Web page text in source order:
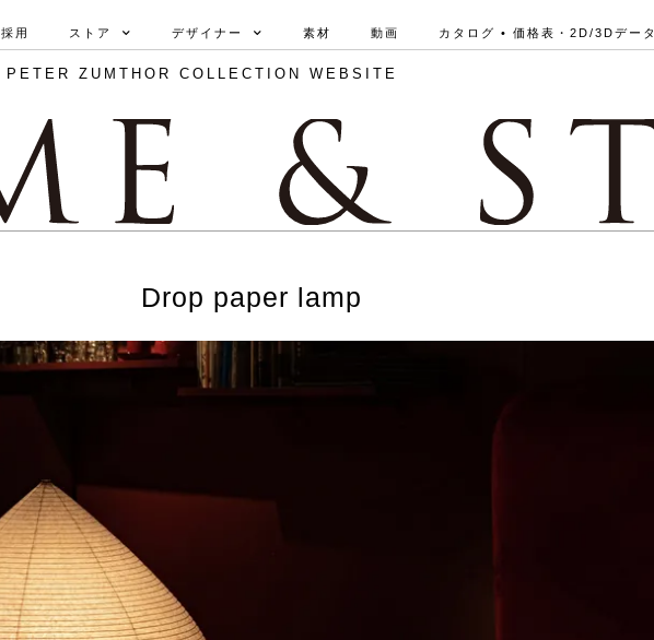
採用 ストア デザイナー 素材 動画 カタログ • 価格表・2D/3Dデータ
PETER ZUMTHOR COLLECTION WEBSITE
Drop paper lamp